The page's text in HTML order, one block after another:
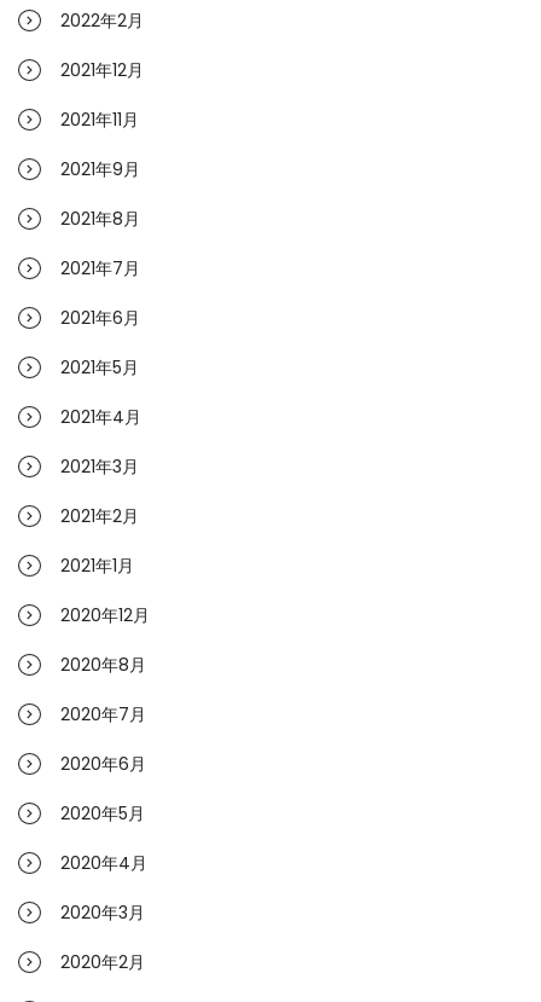
2022年2月
2021年12月
2021年11月
2021年9月
2021年8月
2021年7月
2021年6月
2021年5月
2021年4月
2021年3月
2021年2月
2021年1月
2020年12月
2020年8月
2020年7月
2020年6月
2020年5月
2020年4月
2020年3月
2020年2月